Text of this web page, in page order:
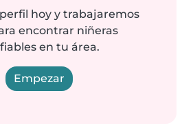
hoy y trabajaremos
encontrar niñeras
en tu área.
Empezar